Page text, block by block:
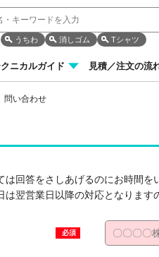
うちわ 消しゴム Tシャツ
ニカルガイド 見積／注文の流
問い合わせ
は回答をさしあげるのにお時間を
は翌営業日以降の対応となります
必須